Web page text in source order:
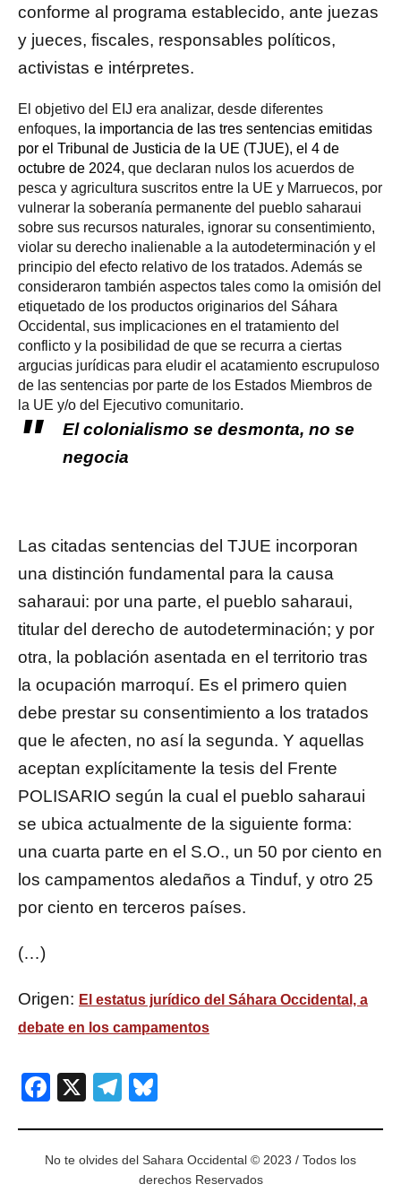
conforme al programa establecido, ante juezas
y jueces, fiscales, responsables políticos,
activistas e intérpretes.
El objetivo del EIJ era analizar, desde diferentes
enfoques, la importancia de las tres sentencias emitidas
por el Tribunal de Justicia de la UE (TJUE), el 4 de
octubre de 2024, que declaran nulos los acuerdos de
pesca y agricultura suscritos entre la UE y Marruecos, por
vulnerar la soberanía permanente del pueblo saharaui
sobre sus recursos naturales, ignorar su consentimiento,
violar su derecho inalienable a la autodeterminación y el
principio del efecto relativo de los tratados. Además se
consideraron también aspectos tales como la omisión del
etiquetado de los productos originarios del Sáhara
Occidental, sus implicaciones en el tratamiento del
conflicto y la posibilidad de que se recurra a ciertas
argucias jurídicas para eludir el acatamiento escrupuloso
de las sentencias por parte de los Estados Miembros de
la UE y/o del Ejecutivo comunitario.
El colonialismo se desmonta, no se
negocia
Las citadas sentencias del TJUE incorporan
una distinción fundamental para la causa
saharaui: por una parte, el pueblo saharaui,
titular del derecho de autodeterminación; y por
otra, la población asentada en el territorio tras
la ocupación marroquí. Es el primero quien
debe prestar su consentimiento a los tratados
que le afecten, no así la segunda. Y aquellas
aceptan explícitamente la tesis del Frente
POLISARIO según la cual el pueblo saharaui
se ubica actualmente de la siguiente forma:
una cuarta parte en el S.O., un 50 por ciento en
los campamentos aledaños a Tinduf, y otro 25
por ciento en terceros países.
(…)
Origen: El estatus jurídico del Sáhara Occidental, a
debate en los campamentos
Facebook
X Telegram
No te olvides del Sahara Occidental © 2023 / Todos los
derechos Reservados